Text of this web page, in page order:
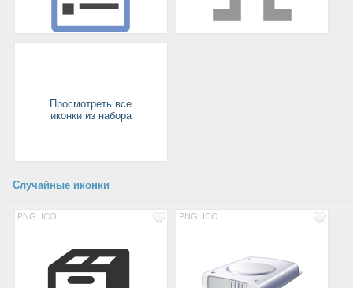
Просмотреть все
иконки из набора
Случайные иконки
PNG ICO PNG ICO